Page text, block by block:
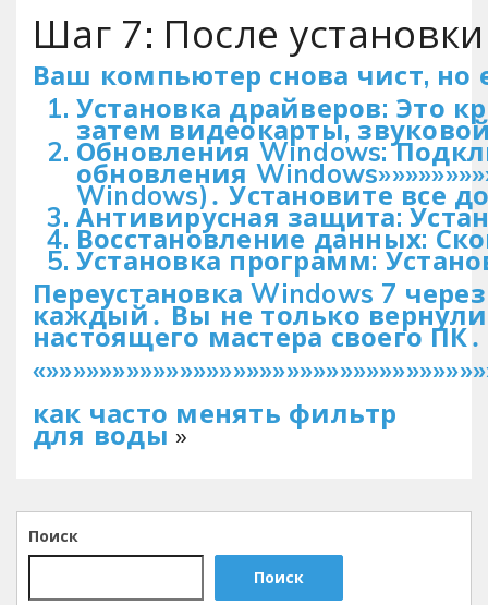
Шаг 7: После
Ваш компьютер снова чист, но
Установка драйверов: Это
затем видеокарты,
Обновления Windows:
обновления
Windows)․ Установите все
Антивирусная защита:
Восстановление данных:
Установка программ:
Переустановка Windows 7
каждый․ Вы не только
настоящего мастера своего
как часто менять фильтр
для воды »
Поиск
Поиск